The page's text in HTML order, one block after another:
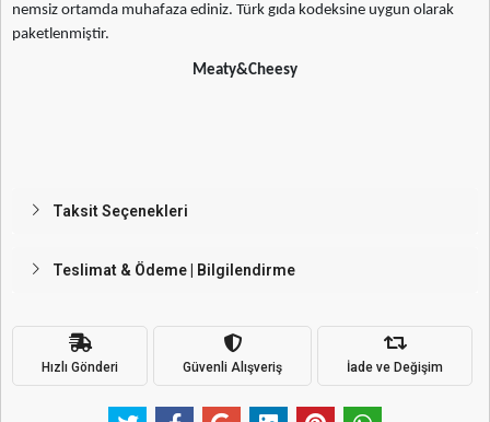
nemsiz ortamda muhafaza ediniz. Türk gıda kodeksine uygun olarak
paketlenmiştir.
Meaty&Cheesy
Taksit Seçenekleri
Teslimat & Ödeme | Bilgilendirme
Hızlı Gönderi Güvenli Alışveriş İade ve Değişim